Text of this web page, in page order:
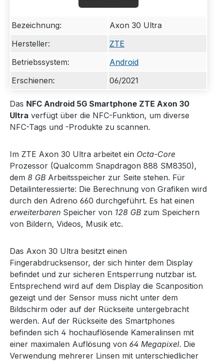
Bezeichnung:
Axon 30 Ultra
Hersteller:
ZTE
Betriebssystem:
Android
Erschienen:
06/2021
Das NFC Android 5G Smartphone ZTE Axon 30
Ultra verfügt über die NFC-Funktion, um diverse
NFC-Tags und -Produkte zu scannen.
Im ZTE Axon 30 Ultra arbeitet ein Octa-Core
Prozessor (Qualcomm Snapdragon 888 SM8350),
dem 8 GB Arbeitsspeicher zur Seite stehen. Für
Detailinteressierte: Die Berechnung von Grafiken wird
durch den Adreno 660 durchgeführt. Es hat einen
erweiterbaren Speicher von 128 GB zum Speichern
von Bildern, Videos, Musik etc.
Das Axon 30 Ultra besitzt einen
Fingerabdrucksensor, der sich hinter dem Display
befindet und zur sicheren Entsperrung nutzbar ist.
Entsprechend wird auf dem Display die Scanposition
gezeigt und der Sensor muss nicht unter dem
Bildschirm oder auf der Rückseite untergebracht
werden. Auf der Rückseite des Smartphones
befinden sich 4 hochauflösende Kameralinsen mit
einer maximalen Auflösung von 64 Megapixel. Die
Verwendung mehrerer Linsen mit unterschiedlicher